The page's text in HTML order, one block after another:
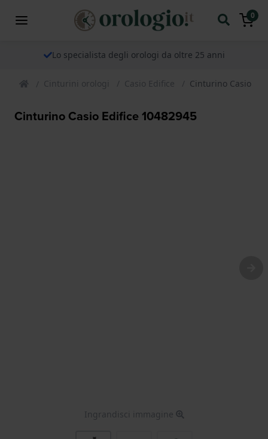
0
Lo specialista degli orologi da oltre 25 anni
Cinturini orologi Casio Edifice Cinturino Casio
Cinturino Casio Edifice 10482945
Ingrandisci immagine